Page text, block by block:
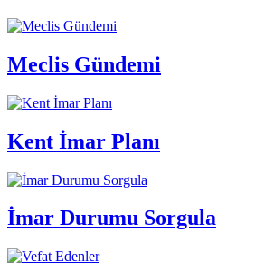
Meclis Gündemi
Kent İmar Planı
İmar Durumu Sorgula